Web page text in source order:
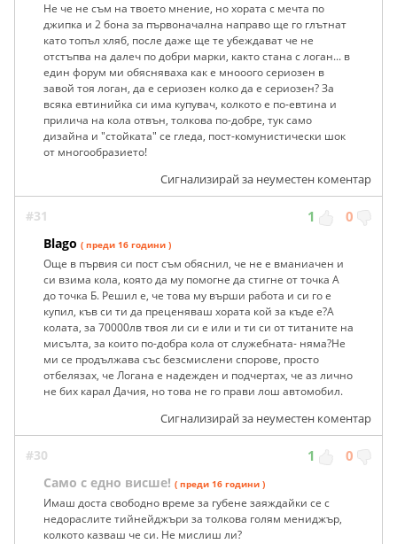
Не че не съм на твоето мнение, но хората с мечта по
джипка и 2 бона за първоначална направо ще го глътнат
като топъл хляб, после даже ще те убеждават че не
отстъпва на далеч по добри марки, както стана с логан... в
един форум ми обясняваха как е мнооого сериозен в
завой тоя логан, да е сериозен колко да е сериозен? За
всяка евтинийка си има купувач, колкото е по-евтина и
прилича на кола отвън, толкова по-добре, тук само
дизайна и "стойката" се гледа, пост-комунистически шок
от многообразието!
Сигнализирай за неуместен коментар
#31 1 0
Blago ( преди 16 години )
Още в първия си пост съм обяснил, че не е вманиачен и
си взима кола, която да му помогне да стигне от точка А
до точка Б. Решил е, че това му върши работа и си го е
купил, къв си ти да преценяваш хората кой за къде е?А
колата, за 70000лв твоя ли си е или и ти си от титаните на
мисълта, за които по-добра кола от служебната- няма?Не
ми се продължава със безсмислени спорове, просто
отбелязах, че Логана е надежден и подчертах, че аз лично
не бих карал Дачия, но това не го прави лош автомобил.
Сигнализирай за неуместен коментар
#30 1 0
Само с едно висше! ( преди 16 години )
Имаш доста свободно време за губене заяждайки се с
недораслите тийнейджъри за толкова голям мениджър,
колкото казваш че си. Не мислиш ли?